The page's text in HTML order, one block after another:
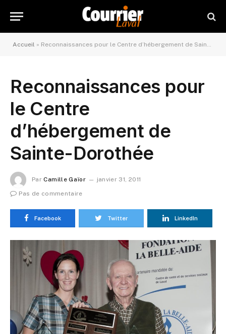
Accueil » Reconnaissances pour le Centre d’hébergement de Sainte-Dorothée
Reconnaissances pour
le Centre
d’hébergement de
Sainte-Dorothée
Par Camille Gaïor
janvier 31, 2011
Pas de commentaire
Facebook Twitter LinkedIn